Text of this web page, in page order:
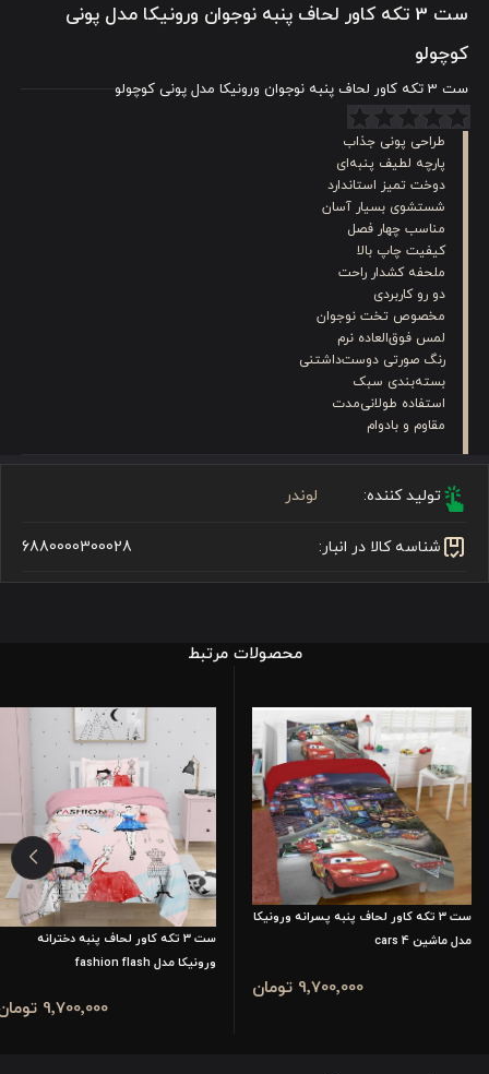
ست 3 تکه کاور لحاف پنبه نوجوان ورونیکا مدل پونی
کوچولو
ست 3 تکه کاور لحاف پنبه نوجوان ورونیکا مدل پونی کوچولو
طراحی پونی جذاب
پارچه لطیف پنبه‌ای
دوخت تمیز استاندارد
شستشوی بسیار آسان
مناسب چهار فصل
کیفیت چاپ بالا
ملحفه کشدار راحت
دو رو کاربردی
مخصوص تخت نوجوان
لمس فوق‌العاده نرم
رنگ صورتی دوست‌داشتنی
بسته‌بندی سبک
استفاده طولانی‌مدت
مقاوم و بادوام
تولید کننده: لوندر
شناسه کالا در انبار: 6880000300028
محصولات مرتبط
ست 3 تکه کاور لحاف پنبه پسرانه ورونیکا
مدل ماشین cars 4
9٬700٬000 تومان
ست 3 تکه کاور لحاف پنبه دخترانه
ورونیکا مدل fashion flash
9٬700٬000 تومان